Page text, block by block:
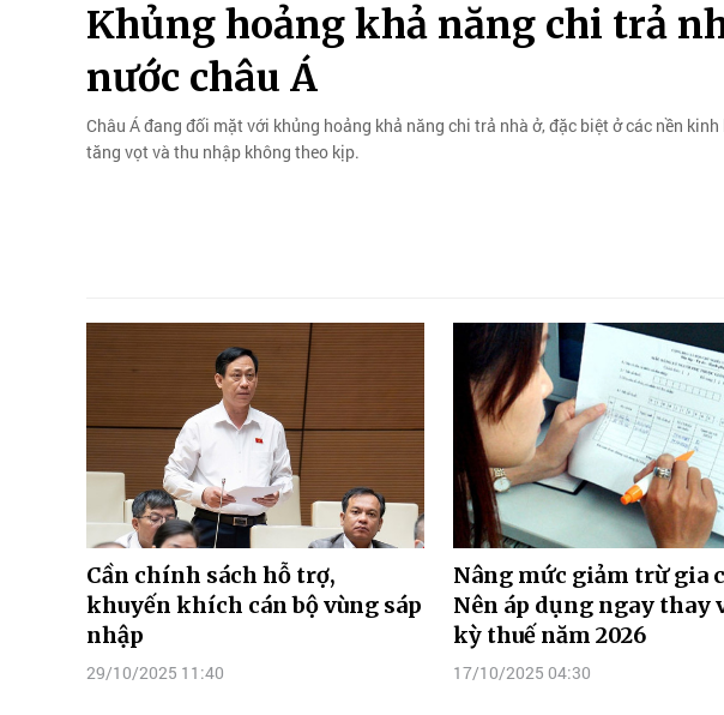
Khủng hoảng khả năng chi trả
nước châu Á
Châu Á đang đối mặt với khủng hoảng khả năng chi trả nhà ở, đặc biệt ở các nền
tăng vọt và thu nhập không theo kịp.
Cần chính sách hỗ trợ,
khuyến khích cán bộ vùng sáp
nhập
29/10/2025 11:40
Nâng mức giảm trừ gia
Nên áp dụng ngay thay
kỳ thuế năm 2026
17/10/2025 04:30